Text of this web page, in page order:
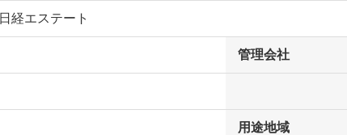
日経エステート
管理会社
用途地域